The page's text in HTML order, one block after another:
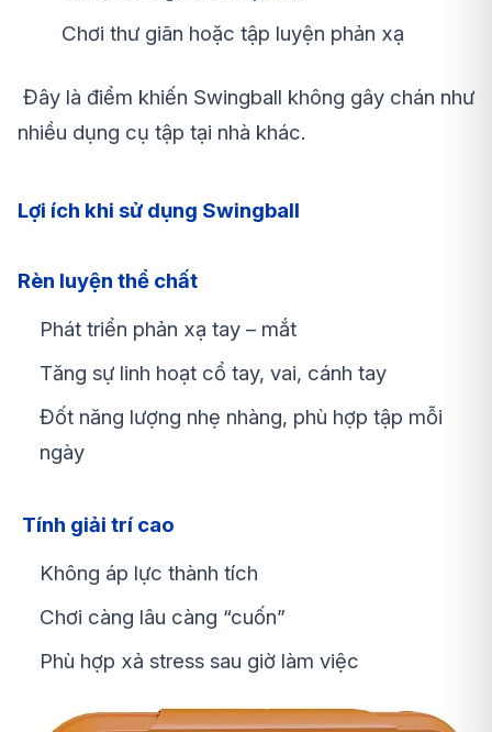
Chơi thư giãn hoặc tập luyện phản xạ
Đây là điểm khiến Swingball không gây chán như
nhiều dụng cụ tập tại nhà khác.
Lợi ích khi sử dụng Swingball
Rèn luyện thể chất
Phát triển phản xạ tay – mắt
Tăng sự linh hoạt cổ tay, vai, cánh tay
Đốt năng lượng nhẹ nhàng, phù hợp tập mỗi
ngày
Tính giải trí cao
Không áp lực thành tích
Chơi càng lâu càng “cuốn”
Phù hợp xả stress sau giờ làm việc